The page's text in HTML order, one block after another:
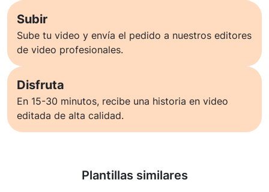
Subir
Sube tu video y envía el pedido a nuestros editores
de video profesionales.
Disfruta
En 15-30 minutos, recibe una historia en video
editada de alta calidad.
Plantillas similares
Saber más